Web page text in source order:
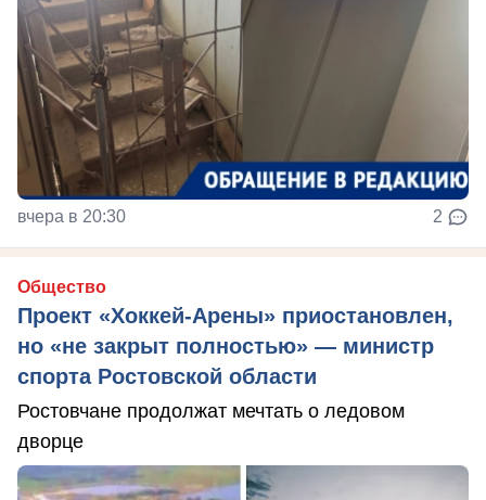
вчера в 20:30 2
Общество
Проект «Хоккей-Арены» приостановлен,
но «не закрыт полностью» — министр
спорта Ростовской области
Ростовчане продолжат мечтать о ледовом
дворце